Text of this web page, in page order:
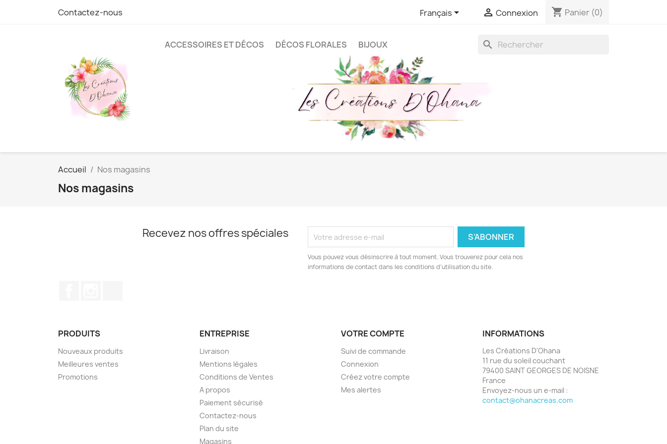
Contactez-nous Français  Connexion shopping_cart Panier (0)
ACCESSOIRES ET DÉCOS DÉCOS FLORALES BIJOUX search
Accueil Nos magasins
Nos magasins
Recevez nos offres spéciales
Vous pouvez vous désinscrire à tout moment. Vous trouverez pour cela nos
informations de contact dans les conditions d'utilisation du site.
PRODUITS
Nouveaux produits
Meilleures ventes
Promotions
ENTREPRISE
Livraison
Mentions légales
Conditions de Ventes
A propos
Paiement sécurisé
Contactez-nous
Plan du site
Magasins
VOTRE COMPTE
Suivi de commande
Connexion
Créez votre compte
Mes alertes
INFORMATIONS
Les Créations D'Ohana
11 rue du soleil couchant
79400 SAINT GEORGES DE NOISNE
France
Envoyez-nous un e-mail :
contact@ohanacreas.com